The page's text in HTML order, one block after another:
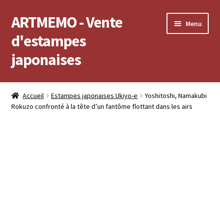
Aller
à
la
navigation
Aller
au
contenu
ARTMEMO - Vente
d'estampes
japonaises
Menu
Accueil
Frais d’envoi, délais de Livraison, règlement et retour
Accueil Estampes japonaises Ukiyo-e
Yoshitoshi, Namakubi
Rokuzo confronté à la tête d’un fantôme flottant dans les airs